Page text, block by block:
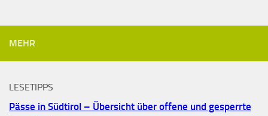
MEHR
LESETIPPS
Pässe in Südtirol – Übersicht über offene und gesperrte